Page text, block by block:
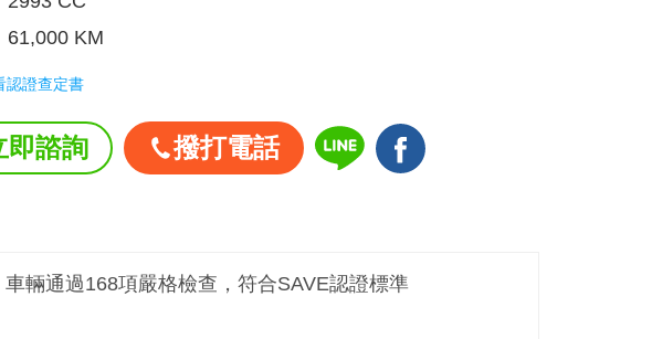
61,000 KM
認證查定書
即諮詢 撥打電話
車輛通過168項嚴格檢查，符合SAVE認證標準